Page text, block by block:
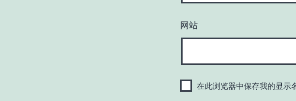
网站
在此浏览器中保存我的显示